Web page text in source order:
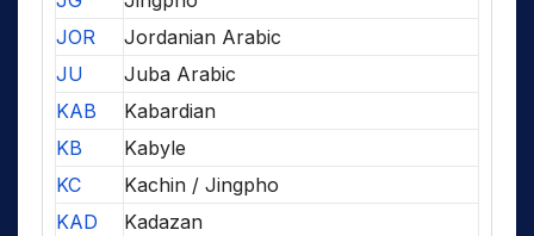
JOR
Jordanian Arabic
JU
Juba Arabic
KAB
Kabardian
KB
Kabyle
KC
Kachin / Jingpho
KAD
Kadazan